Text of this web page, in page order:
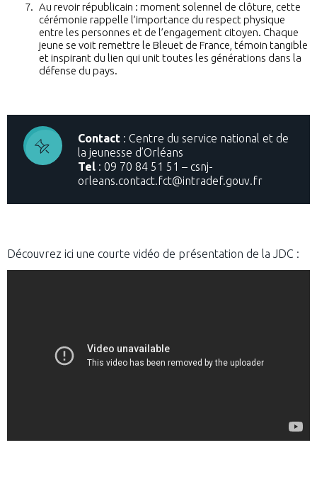
Au revoir républicain : moment solennel de clôture, cette
cérémonie rappelle l’importance du respect physique
entre les personnes et de l’engagement citoyen. Chaque
jeune se voit remettre le Bleuet de France, témoin tangible
et inspirant du lien qui unit toutes les générations dans la
défense du pays.
Contact : Centre du service national et de
la jeunesse d’Orléans
Tel : 09 70 84 51 51 – csnj-
orleans.contact.fct@intradef.gouv.fr
Découvrez ici une courte vidéo de présentation de la JDC :